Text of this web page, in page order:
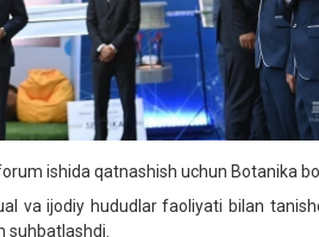
ishida qatnashish uchun Botanika
va ijodiy hududlar faoliyati bilan
suhbatlashdi.